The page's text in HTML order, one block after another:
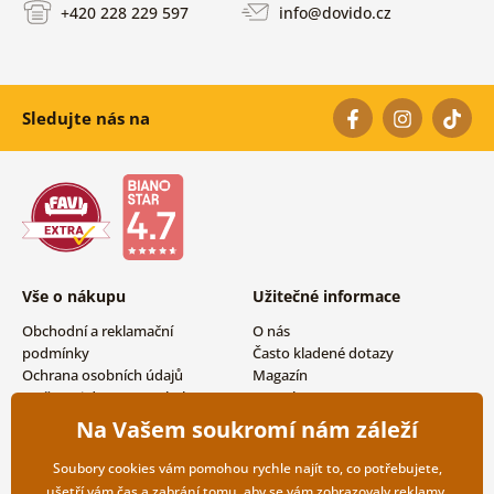
+420 228 229 597 info@dovido.cz
Sledujte nás na
Vše o nákupu
Obchodní a reklamační
podmínky
Ochrana osobních údajů
Možnosti dopravy a platby
Vrácení zboží
Užitečné informace
O nás
Často kladené dotazy
Magazín
Kontakty
Velkoobchodní spolupráce
Na Vašem soukromí nám záleží
Soubory cookies vám pomohou rychle najít to, co potřebujete,